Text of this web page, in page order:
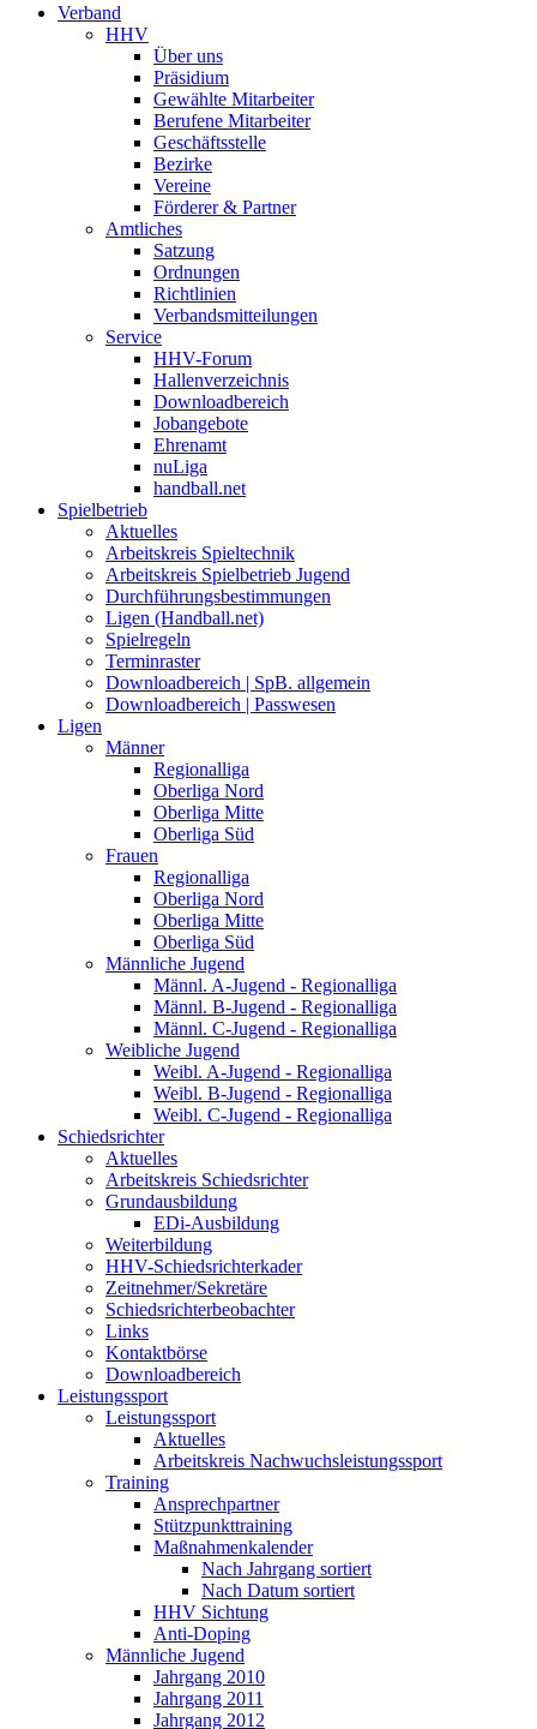
Verband
HHV
Über uns
Präsidium
Gewählte Mitarbeiter
Berufene Mitarbeiter
Geschäftsstelle
Bezirke
Vereine
Förderer & Partner
Amtliches
Satzung
Ordnungen
Richtlinien
Verbandsmitteilungen
Service
HHV-Forum
Hallenverzeichnis
Downloadbereich
Jobangebote
Ehrenamt
nuLiga
handball.net
Spielbetrieb
Aktuelles
Arbeitskreis Spieltechnik
Arbeitskreis Spielbetrieb Jugend
Durchführungsbestimmungen
Ligen (Handball.net)
Spielregeln
Terminraster
Downloadbereich | SpB. allgemein
Downloadbereich | Passwesen
Ligen
Männer
Regionalliga
Oberliga Nord
Oberliga Mitte
Oberliga Süd
Frauen
Regionalliga
Oberliga Nord
Oberliga Mitte
Oberliga Süd
Männliche Jugend
Männl. A-Jugend - Regionalliga
Männl. B-Jugend - Regionalliga
Männl. C-Jugend - Regionalliga
Weibliche Jugend
Weibl. A-Jugend - Regionalliga
Weibl. B-Jugend - Regionalliga
Weibl. C-Jugend - Regionalliga
Schiedsrichter
Aktuelles
Arbeitskreis Schiedsrichter
Grundausbildung
EDi-Ausbildung
Weiterbildung
HHV-Schiedsrichterkader
Zeitnehmer/Sekretäre
Schiedsrichterbeobachter
Links
Kontaktbörse
Downloadbereich
Leistungssport
Leistungssport
Aktuelles
Arbeitskreis Nachwuchsleistungssport
Training
Ansprechpartner
Stützpunkttraining
Maßnahmenkalender
Nach Jahrgang sortiert
Nach Datum sortiert
HHV Sichtung
Anti-Doping
Männliche Jugend
Jahrgang 2010
Jahrgang 2011
Jahrgang 2012